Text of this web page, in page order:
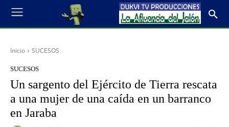
Inicio SUCESOS
SUCESOS
Un sargento del Ejército de Tierra rescata
a una mujer de una caída en un barranco
en Jaraba